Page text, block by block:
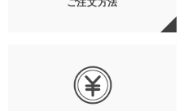
ご注文方法